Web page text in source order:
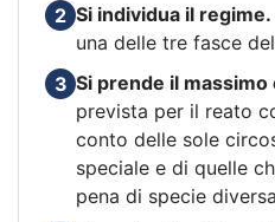
2 Si individua il regime.
una delle tre fasce
3 Si prende il massimo
prevista per il reato
conto delle sole
speciale e di quelle
pena di specie